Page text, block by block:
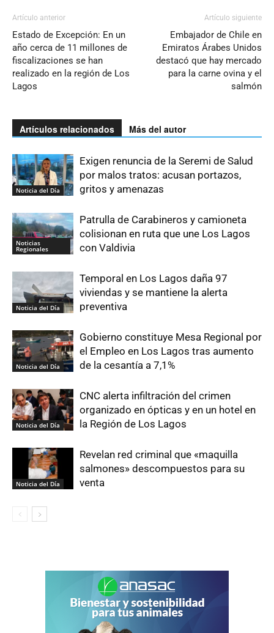
Artículo anterior
Estado de Excepción: En un
año cerca de 11 millones de
fiscalizaciones se han
realizado en la región de Los
Lagos
Artículo siguiente
Embajador de Chile en
Emiratos Árabes Unidos
destacó que hay mercado
para la carne ovina y el
salmón
Artículos relacionados Más del autor
Noticia del Día
Exigen renuncia de la Seremi de Salud
por malos tratos: acusan portazos,
gritos y amenazas
Noticias
Regionales
Patrulla de Carabineros y camioneta
colisionan en ruta que une Los Lagos
con Valdivia
Noticia del Día
Temporal en Los Lagos daña 97
viviendas y se mantiene la alerta
preventiva
Noticia del Día
Gobierno constituye Mesa Regional por
el Empleo en Los Lagos tras aumento
de la cesantía a 7,1%
Noticia del Día
CNC alerta infiltración del crimen
organizado en ópticas y en un hotel en
la Región de Los Lagos
Noticia del Día
Revelan red criminal que «maquilla
salmones» descompuestos para su
venta